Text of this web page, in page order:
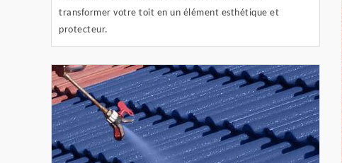
transformer votre toit en un élément esthétique et
protecteur.